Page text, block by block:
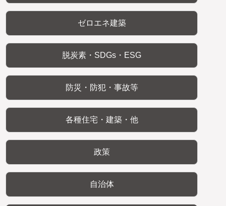
ゼロエネ建築
脱炭素・SDGs・ESG
防災・防犯・事故等
各種住宅・建築・他
政策
自治体